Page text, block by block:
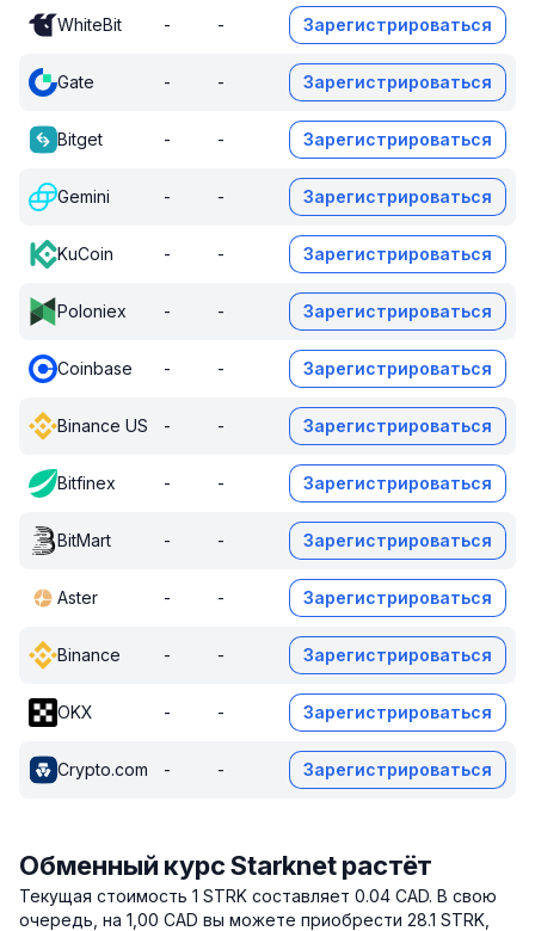
WhiteBit - - Зарегистрироваться
Gate - - Зарегистрироваться
Bitget - - Зарегистрироваться
Gemini - - Зарегистрироваться
KuCoin - - Зарегистрироваться
Poloniex - - Зарегистрироваться
Coinbase - - Зарегистрироваться
Binance US - - Зарегистрироваться
Bitfinex - - Зарегистрироваться
BitMart - - Зарегистрироваться
Aster - - Зарегистрироваться
Binance - - Зарегистрироваться
OKX - - Зарегистрироваться
Crypto.com - - Зарегистрироваться
Обменный курс Starknet растёт
Текущая стоимость 1 STRK составляет 0.04 CAD. В свою
очередь, на 1,00 CAD вы можете приобрести 28.1 STRK,